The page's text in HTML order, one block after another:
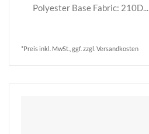
Polyester Base Fabric: 210D...
*Preis inkl. MwSt., ggf. zzgl. Versandkosten